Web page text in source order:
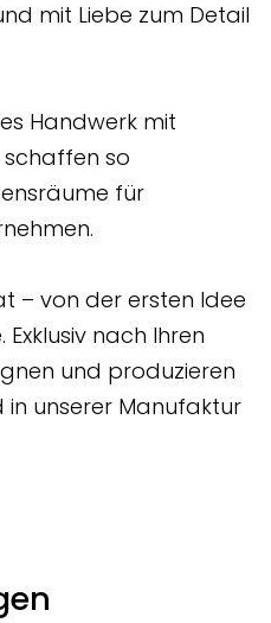
mit Liebe zum Detail
Handwerk mit
so
für
– von der ersten Idee
nach Ihren
und produzieren
in unserer Manufaktur